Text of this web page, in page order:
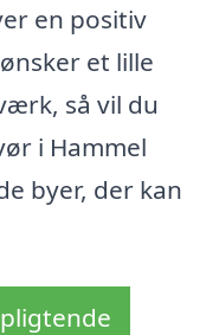
en positiv
et lille
så vil du
i Hammel
byer, der kan